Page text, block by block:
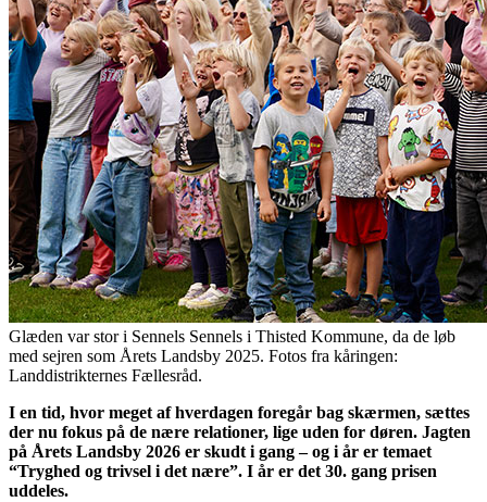
Glæden var stor i Sennels Sennels i Thisted Kommune, da de løb
med sejren som Årets Landsby 2025. Fotos fra kåringen:
Landdistrikternes Fællesråd.
I en tid, hvor meget af hverdagen foregår bag skærmen, sættes
der nu fokus på de nære relationer, lige uden for døren. Jagten
på Årets Landsby 2026 er skudt i gang – og i år er temaet
“Tryghed og trivsel i det nære”. I år er det 30. gang prisen
uddeles.